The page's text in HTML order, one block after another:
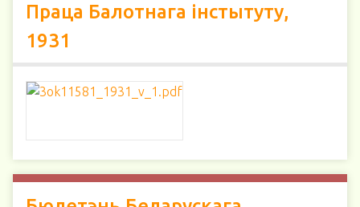
Праца Балотнага інстытуту,
1931